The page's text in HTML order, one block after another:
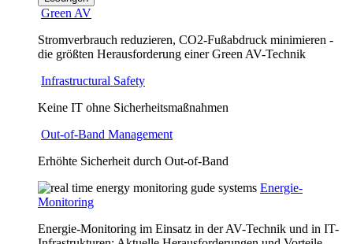
Green AV
Stromverbrauch reduzieren, CO2-Fußabdruck minimieren -
die größten Herausforderung einer Green AV-Technik
Infrastructural Safety
Keine IT ohne Sicherheitsmaßnahmen
Out-of-Band Management
Erhöhte Sicherheit durch Out-of-Band
Energie-
Monitoring
Energie-Monitoring im Einsatz in der AV-Technik und in IT-